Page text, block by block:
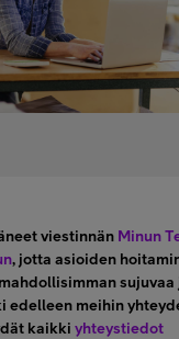
viestinnän Minun
, jotta asioiden
sujuvaa
edelleen meihin
kaikkiyhteystiedot